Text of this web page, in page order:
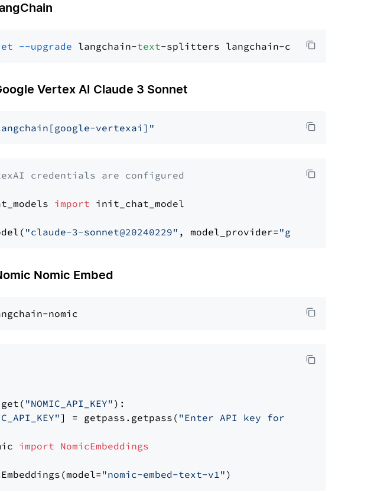
--upgrade langchain-text
Vertex AI Claude 3 Sonnet
vertexai]"
credentials are configured
import init_chat_model
"claude-3-sonnet@20240229" , model_provider="google_vertexai"
Nomic Embed
"NOMIC_API_KEY" ):
] = getpass.getpass( "Enter API key for Nomic: "
import NomicEmbeddings
"nomic-embed-text-v1"